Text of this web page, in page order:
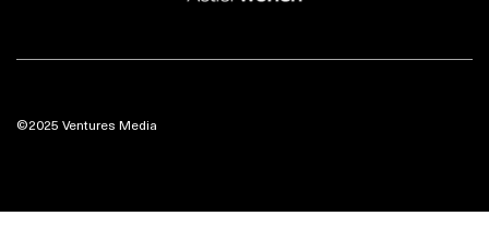
©2025 Ventures Media